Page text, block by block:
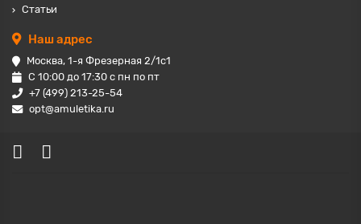
Статьи
Наш адрес
Москва, 1-я Фрезерная 2/1с1
С 10:00 до 17:30 с пн по пт
+7 (499) 213-25-54
opt@amuletika.ru